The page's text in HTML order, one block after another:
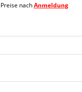
EK Preise